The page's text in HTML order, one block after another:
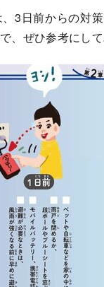
、3日前からの対
、ぜひ参考にして